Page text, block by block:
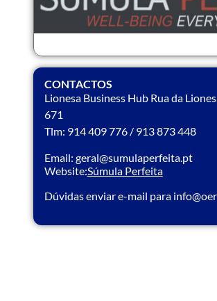
CONTACTOS
Lionesa Business Hub Rua da
671
Tlm: 914 409 776 / 913 873 448
Email: geral@sumulaperfeita.pt
Website:Súmula Perfeita
Dúvidas enviar e-mail para